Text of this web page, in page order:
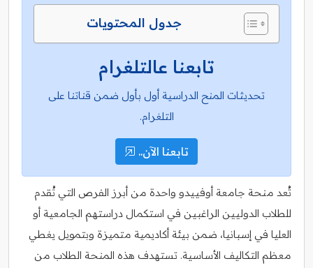
جدول المحتويات
تابعنا عالتلغرام
تحديثات المنح الدراسية أول بأول ضمن قناتنا على
التلغرام.
تابعنا الآن..
تُعد منحة جامعة أوفييدو واحدة من أبرز الفرص التي تُقدم
للطلاب الدوليين الراغبين في استكمال دراستهم الجامعية أو
العليا في إسبانيا، ضمن بيئة أكاديمية متميزة وبتمويل يغطي
معظم التكاليف الأساسية. تستهدف هذه المنحة الطلاب من